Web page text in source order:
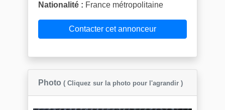
Nationalité : France métropolitaine
Contacter cet annonceur
Photo ( Cliquez sur la photo pour l'agrandir )